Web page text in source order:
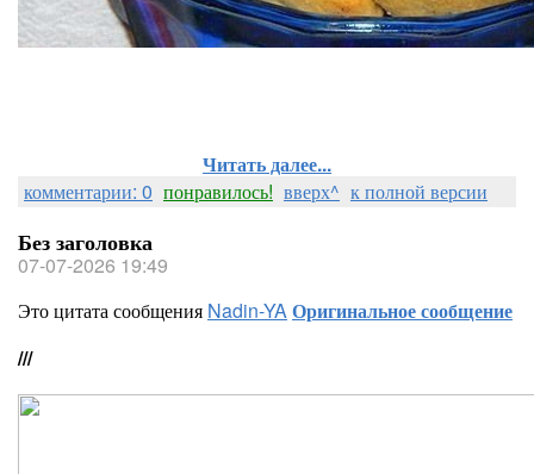
Читать далее...
комментарии: 0 понравилось! вверх^ к полной версии
Без заголовка
07-07-2026 19:49
Это цитата сообщения Nadin-YAОригинальное сообщение
///